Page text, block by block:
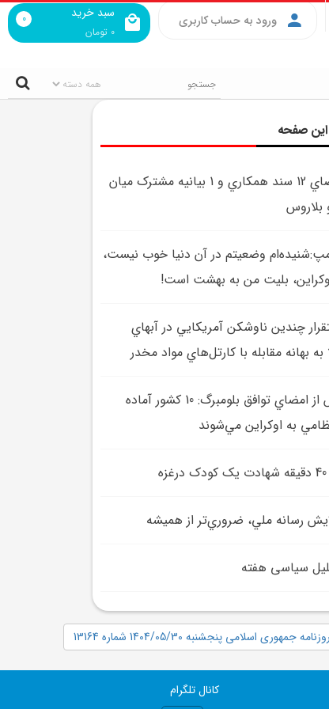
سبد خرید
0 تومان
0 ورود به حساب کاربری
این صفحه
امضاي 12 سند همکاري و 1 بيانيه مشترک ميان
بلاروس
وضعیتم در آن دنیا خوب نیست،
بليت من به بهشت است!
چندين ناوشکن آمريکايي در آبهاي
به بهانه مقابله با کارتل‌هاي مواد مخدر
پس از امضاي توافق بلومبرگ: 10 کشور آماده
به اوکراين مي‌شوند
رسانه ملي، ضروري‌تر از هميشه
سیاسی هفته
جمهوری اسلامی پنجشنبه 1404/05/30 شماره 13164
کانال تلگرام